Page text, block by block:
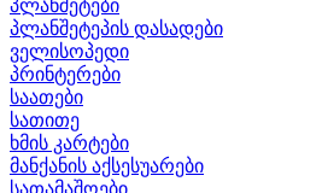
პლანშეტები
პლანშეტეპის დასადები
ველისოპედი
პრინტერები
საათები
სათითე
ხმის კარტები
მანქანის აქსესუარები
სათამაშოები